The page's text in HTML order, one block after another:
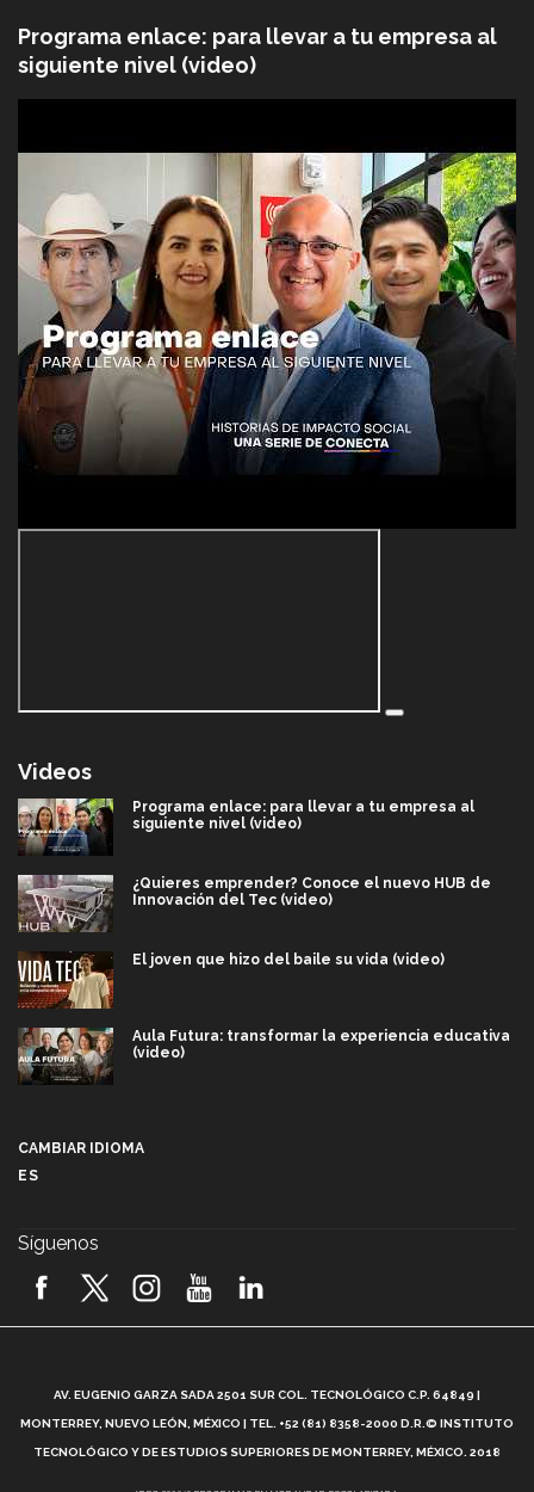
Programa enlace: para llevar a tu empresa al
siguiente nivel (video)
Videos
Programa enlace: para llevar a tu empresa al
siguiente nivel (video)
¿Quieres emprender? Conoce el nuevo HUB de
Innovación del Tec (video)
El joven que hizo del baile su vida (video)
Aula Futura: transformar la experiencia educativa
(video)
2026! (video)
¿Cómo es el Modelo Educativo Tec? (video)
CAMBIAR IDIOMA
ES
Síguenos
AV. EUGENIO GARZA SADA 2501 SUR COL. TECNOLÓGICO C.P. 64849 |
MONTERREY, NUEVO LEÓN, MÉXICO | TEL. +52 (81) 8358-2000 D.R.© INSTITUTO
TECNOLÓGICO Y DE ESTUDIOS SUPERIORES DE MONTERREY, MÉXICO. 2018